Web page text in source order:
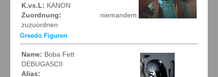
K.vs.L: KANON
Zuordnung: niemandem
zuzuordnen
Greedo Figuren
Name: Boba Fett
DEBUGASCII
Alias: